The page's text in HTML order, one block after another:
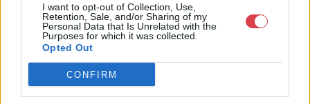
I want to opt-out of Collection, Use,
Retention, Sale, and/or Sharing of my
Personal Data that Is Unrelated with the
Purposes for which it was collected.
Opted Out
CONFIRM
KAPCSOLÓDÓ MŰTÁRGYAK